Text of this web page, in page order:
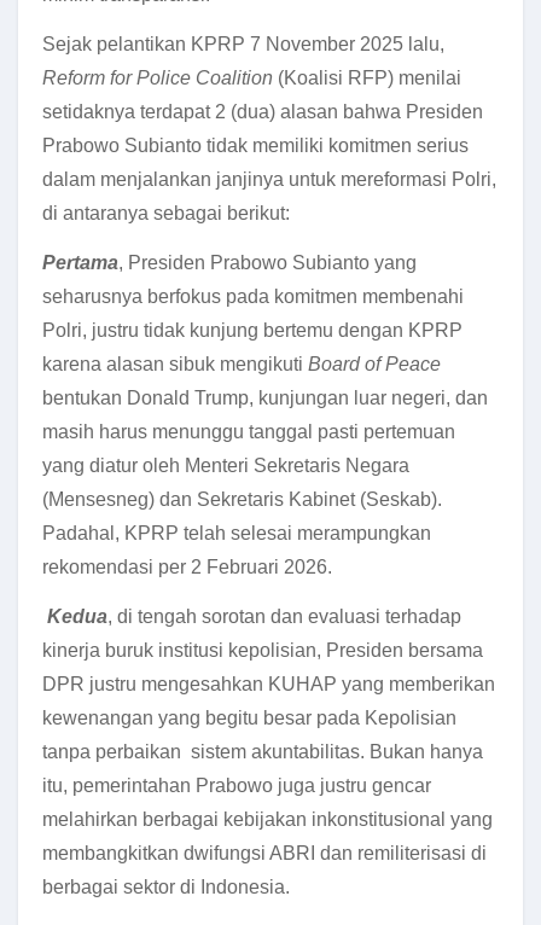
Sejak pelantikan KPRP 7 November 2025 lalu,
Reform for Police Coalition (Koalisi RFP) menilai
setidaknya terdapat 2 (dua) alasan bahwa Presiden
Prabowo Subianto tidak memiliki komitmen serius
dalam menjalankan janjinya untuk mereformasi Polri,
di antaranya sebagai berikut:
Pertama, Presiden Prabowo Subianto yang
seharusnya berfokus pada komitmen membenahi
Polri, justru tidak kunjung bertemu dengan KPRP
karena alasan sibuk mengikuti Board of Peace
bentukan Donald Trump, kunjungan luar negeri, dan
masih harus menunggu tanggal pasti pertemuan
yang diatur oleh Menteri Sekretaris Negara
(Mensesneg) dan Sekretaris Kabinet (Seskab).
Padahal, KPRP telah selesai merampungkan
rekomendasi per 2 Februari 2026.
Kedua, di tengah sorotan dan evaluasi terhadap
kinerja buruk institusi kepolisian, Presiden bersama
DPR justru mengesahkan KUHAP yang memberikan
kewenangan yang begitu besar pada Kepolisian
tanpa perbaikan sistem akuntabilitas. Bukan hanya
itu, pemerintahan Prabowo juga justru gencar
melahirkan berbagai kebijakan inkonstitusional yang
membangkitkan dwifungsi ABRI dan remiliterisasi di
berbagai sektor di Indonesia.